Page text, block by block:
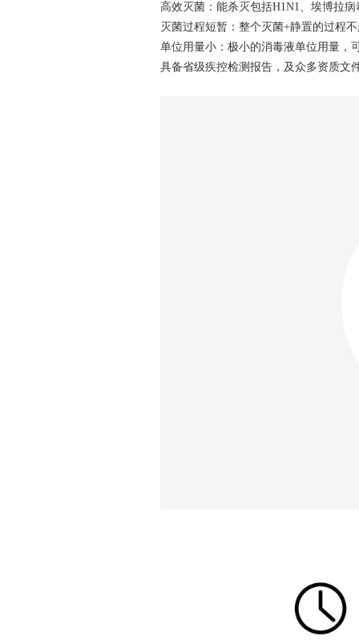
高效灭菌：能杀灭包括H1N1、埃博拉
灭菌过程短暂：整个灭菌+静置的过程
单位用量小：极小的消毒液单位用量，
具备省级疾控检测报告，及众多资质文